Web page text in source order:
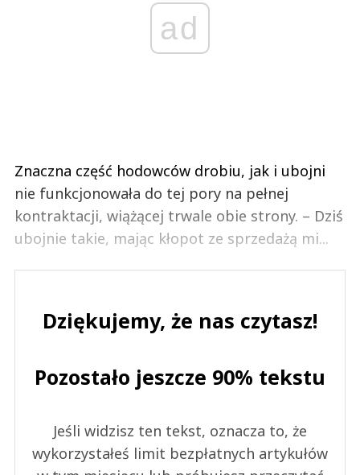
ad
Znaczna część hodowców drobiu, jak i ubojni
nie funkcjonowała do tej pory na pełnej
kontraktacji, wiążącej trwale obie strony. – Dziś
ubojnie takie, mając kłopot ze sprzedażą mi...
Dziękujemy, że nas czytasz!
Pozostało jeszcze 90% tekstu
Jeśli widzisz ten tekst, oznacza to, że
wykorzystałeś limit bezpłatnych artykułów